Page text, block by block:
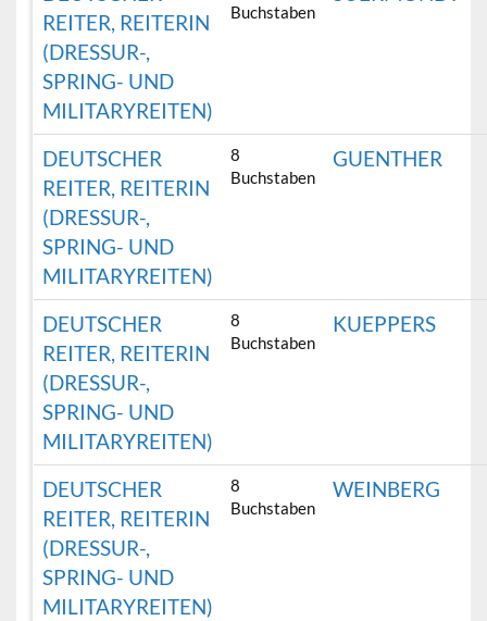
REITER, REITERIN
(DRESSUR-,
SPRING- UND
MILITARYREITEN)
Buchstaben
DEUTSCHER
REITER, REITERIN
(DRESSUR-,
SPRING- UND
MILITARYREITEN)
8
Buchstaben
GUENTHER
DEUTSCHER
REITER, REITERIN
(DRESSUR-,
SPRING- UND
MILITARYREITEN)
8
Buchstaben
KUEPPERS
DEUTSCHER
REITER, REITERIN
(DRESSUR-,
SPRING- UND
MILITARYREITEN)
8
Buchstaben
WEINBERG